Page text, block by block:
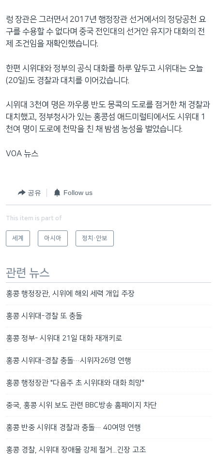
렁 장관은 그러면서 2017년 행정장관 선거에서의 정당공천 요
구를 수용할 수 없다며 중국 전인대의 선거안 유지가 대화의 전
제 조건임을 재확인했습니다.
한편 시위대와 정부의 공식 대화를 하루 앞두고 시위대는 오늘
(20일)도 경찰과 대치를 이어갔습니다.
시위대 3천여 명은 까우룽 반도 몽콕의 도로를 점거한 채 경찰과
대치했고, 정부청사가 있는 홍콩섬 애드미럴티에서도 시위대 1
천여 명이 도로에 천막을 친 채 밤샘 농성을 벌였습니다.
VOA 뉴스
공유 Follow us
This item is part of
세계 아시아 정치·안보
관련 뉴스
홍콩 행정장관, 시위에 해외 세력 개입 주장
홍콩 시위대-경찰 또 충돌
홍콩 정부- 시위대 21일 대화 재개키로
홍콩 시위대-경찰 충돌…시위자26명 연행
홍콩 행정장관 "다음주 초 시위대와 대화 희망"
중국, 홍콩 시위 보도 관련 BBC방송 홈페이지 차단
홍콩 반중 시위대 경찰과 충돌… 40여명 연행
홍콩 경찰, 시위대 장애물 강제 철거...긴장 고조